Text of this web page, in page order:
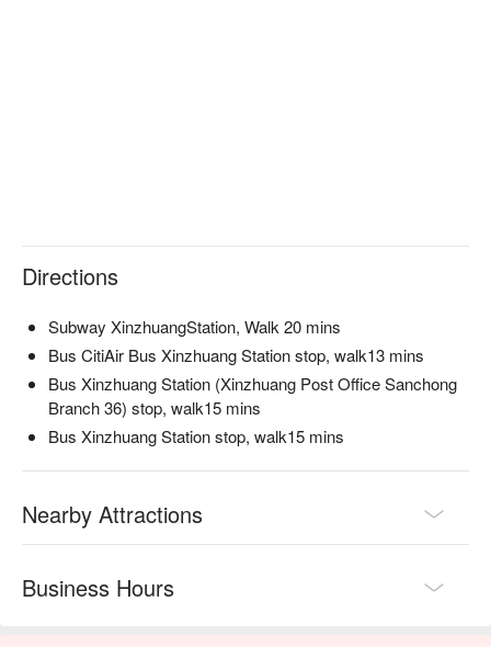
Directions
Subway XinzhuangStation, Walk 20 mins
Bus CitiAir Bus Xinzhuang Station stop, walk13 mins
Bus Xinzhuang Station (Xinzhuang Post Office Sanchong
Branch 36) stop, walk15 mins
Bus Xinzhuang Station stop, walk15 mins
Nearby Attractions
Business Hours